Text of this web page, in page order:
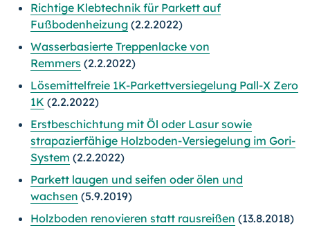
Richtige Klebtechnik für Parkett auf
Fußbodenheizung (2.2.2022)
Wasserbasierte Treppenlacke von
Remmers (2.2.2022)
Lösemittelfreie 1K-Parkettversiegelung Pall-X Zero
1K (2.2.2022)
Erstbeschichtung mit Öl oder Lasur sowie
strapazierfähige Holzboden-Versiegelung im Gori-
System (2.2.2022)
Parkett laugen und seifen oder ölen und
wachsen (5.9.2019)
Holzboden renovieren statt rausreißen (13.8.2018)